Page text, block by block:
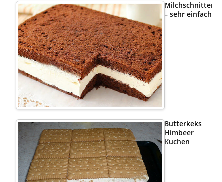
– sehr einfach
Butterkeks
Himbeer
Kuchen